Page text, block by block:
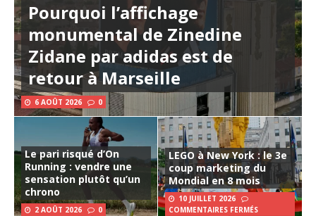
Pourquoi l’affichage
monumental de Zinedine
Zidane par adidas est de
retour à Marseille
6 AOÛT 2026 0
Le pari risqué d’On
Running : vendre une
sensation plutôt qu’un
chrono
2 AOÛT 2026 0
LEGO à New York : le 3e
coup marketing du
Mondial en 8 mois
10 JUILLET 2026
COMMENTAIRES FERMÉS